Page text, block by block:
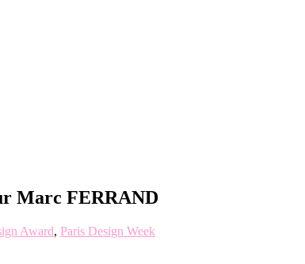
Marc FERRAND
Award, Paris Design Week